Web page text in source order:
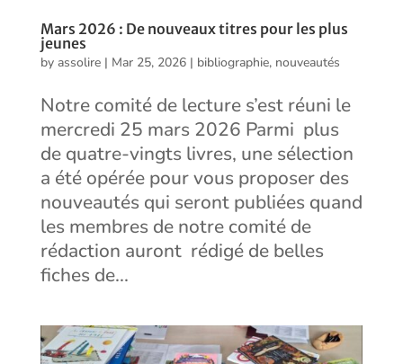
Mars 2026 : De nouveaux titres pour les plus
jeunes
by assolire| Mar 25, 2026| bibliographie, nouveautés
Notre comité de lecture s’est réuni le
mercredi 25 mars 2026 Parmi plus
de quatre-vingts livres, une sélection
a été opérée pour vous proposer des
nouveautés qui seront publiées quand
les membres de notre comité de
rédaction auront rédigé de belles
fiches de...